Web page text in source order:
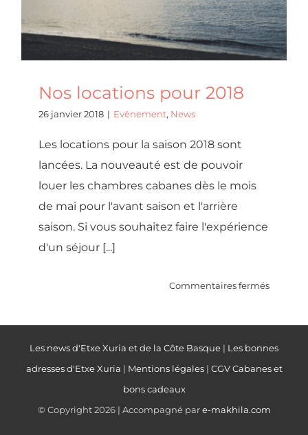
Nos locations pour 2018
26 janvier 2018 | Evénement, News
Les locations pour la saison 2018 sont
lancées. La nouveauté est de pouvoir
louer les chambres cabanes dès le mois
de mai pour l'avant saison et l'arrière
saison. Si vous souhaitez faire l'expérience
d'un séjour [...]
Commentaires ferméssur
pour
2018
Les news d'Etxe Xuria et de la Côte Basque | Les bonnes
adresses d'Etxe Xuria | Mentions légales| CGV Cabanes et
bons cadeaux
© Copyright2026 | Accompagné pare-makhila.com